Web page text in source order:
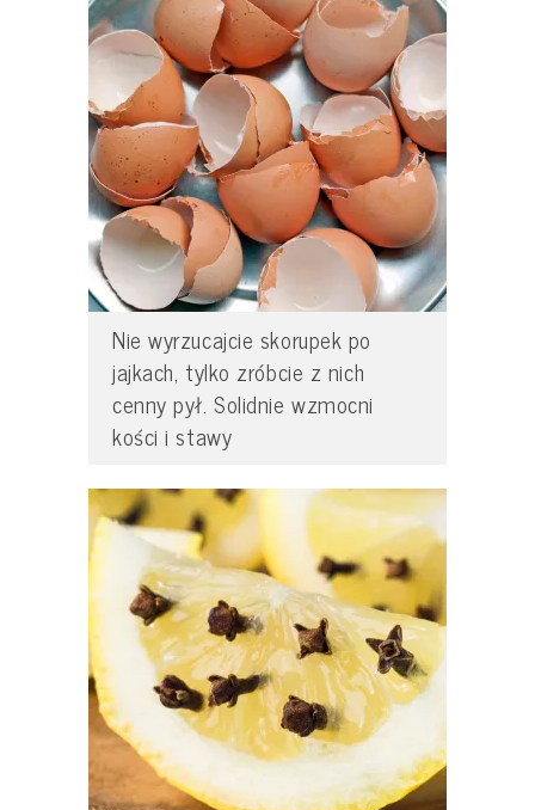
Nie wyrzucajcie skorupek po
jajkach, tylko zróbcie z nich
cenny pył. Solidnie wzmocni
kości i stawy